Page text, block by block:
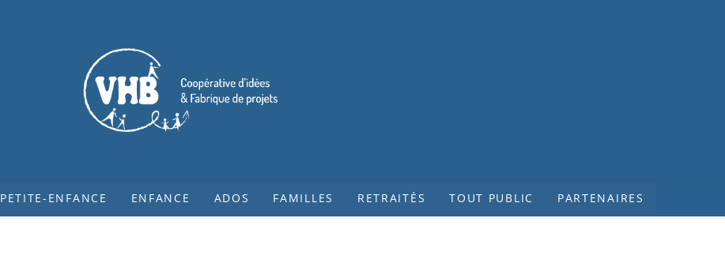
PETITE-ENFANCE ENFANCE ADOS FAMILLES RETRAITÉS TOUT PUBLIC PARTENAIRES